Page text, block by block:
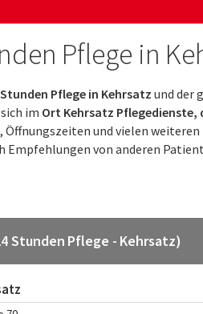
Pflege in
Pflege in Kehrsatzund der
im Ort Kehrsatz Pflegedienste,
Öffnungszeiten und vielen
Empfehlungen von anderen
Stunden Pflege - Kehrsatz)